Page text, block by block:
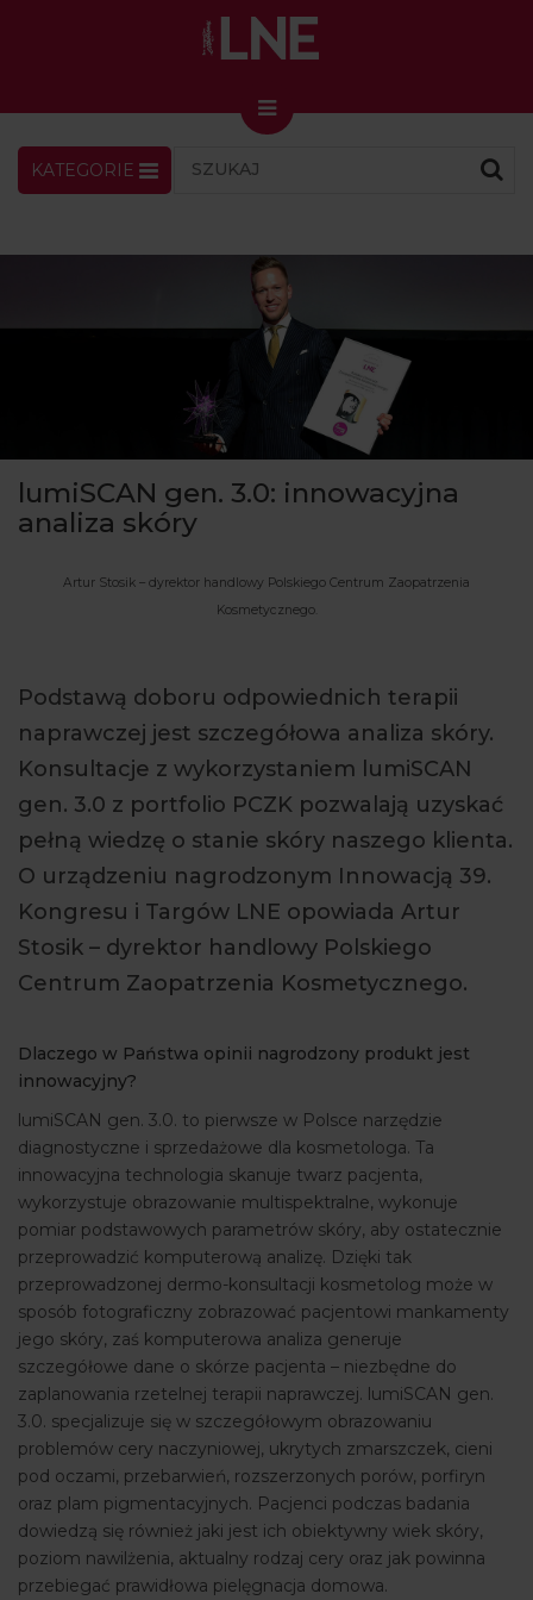
LNENEWS
KONGRES I TARGI
49. edycja w Krakowie
VIDEO
PODCAST
MAGAZYN
O NAS
PRENUMERATA
ARTYKUŁY
WYDARZENIA
KATEGORIE
lumiSCAN gen. 3.0: innowacyjna
analiza skóry
Artur Stosik – dyrektor handlowy Polskiego Centrum Zaopatrzenia
Kosmetycznego.
Podstawą doboru odpowiednich terapii
naprawczej jest szczegółowa analiza skóry.
Konsultacje z wykorzystaniem lumiSCAN
gen. 3.0 z portfolio PCZK pozwalają uzyskać
pełną wiedzę o stanie skóry naszego klienta.
O urządzeniu nagrodzonym Innowacją 39.
Kongresu i Targów LNE opowiada Artur
Stosik – dyrektor handlowy Polskiego
Centrum Zaopatrzenia Kosmetycznego.
Dlaczego w Państwa opinii nagrodzony produkt jest
innowacyjny?
lumiSCAN gen. 3.0. to pierwsze w Polsce narzędzie
diagnostyczne i sprzedażowe dla kosmetologa. Ta
innowacyjna technologia skanuje twarz pacjenta,
wykorzystuje obrazowanie multispektralne, wykonuje
pomiar podstawowych parametrów skóry, aby ostatecznie
przeprowadzić komputerową analizę. Dzięki tak
przeprowadzonej dermo-konsultacji kosmetolog może w
sposób fotograficzny zobrazować pacjentowi mankamenty
jego skóry, zaś komputerowa analiza generuje
szczegółowe dane o skórze pacjenta – niezbędne do
zaplanowania rzetelnej terapii naprawczej. lumiSCAN gen.
3.0. specjalizuje się w szczegółowym obrazowaniu
problemów cery naczyniowej, ukrytych zmarszczek, cieni
pod oczami, przebarwień, rozszerzonych porów, porfiryn
oraz plam pigmentacyjnych. Pacjenci podczas badania
dowiedzą się również jaki jest ich obiektywny wiek skóry,
poziom nawilżenia, aktualny rodzaj cery oraz jak powinna
przebiegać prawidłowa pielęgnacja domowa.